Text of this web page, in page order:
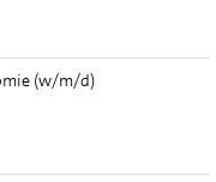
(w/m/d)